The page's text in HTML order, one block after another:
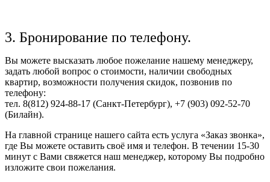
3. Бронирование по телефону.
Вы можете высказать любое пожелание нашему менеджеру,
задать любой вопрос о стоимости, наличии свободных
квартир, возможности получения скидок, позвонив по
телефону:
тел. 8(812) 924-88-17 (Санкт-Петербург), +7 (903) 092-52-70
(Билайн).
На главной странице нашего сайта есть услуга «Заказ звонка»,
где Вы можете оставить своё имя и телефон. В течении 15-30
минут с Вами свяжется наш менеджер, которому Вы подробно
изложите свои пожелания.